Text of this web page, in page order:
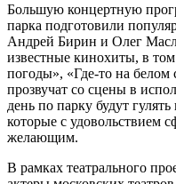
Большую концертную
парка подготовили
Андрей Бирин и Олег
известные кинохиты, в
погоды», «Где-то на белом
прозвучат со сцены в
день по парку будут
которые с удовольствием
желающим.
В рамках театрального